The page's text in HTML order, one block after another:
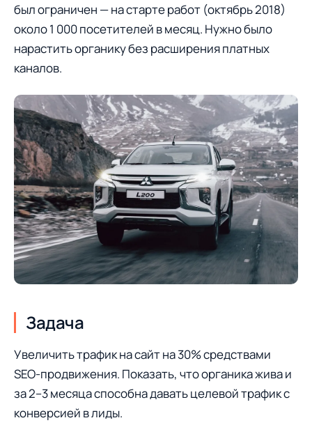
был ограничен — на старте работ (октябрь 2018)
около 1 000 посетителей в месяц. Нужно было
нарастить органику без расширения платных
каналов.
Задача
Увеличить трафик на сайт на 30% средствами
SEO-продвижения. Показать, что органика жива и
за 2–3 месяца способна давать целевой трафик с
конверсией в лиды.